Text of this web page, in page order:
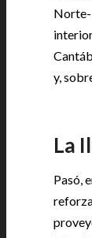
Norte-
y,
La
Pasó,